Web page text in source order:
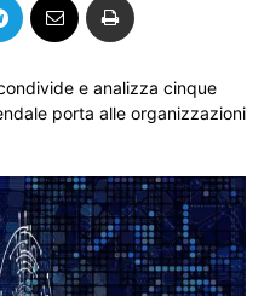
e analizza cinque
porta alle organizzazioni